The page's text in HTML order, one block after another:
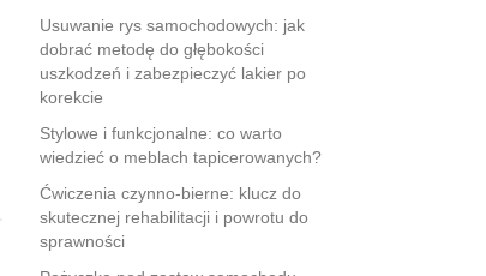
Usuwanie rys samochodowych: jak
dobrać metodę do głębokości
uszkodzeń i zabezpieczyć lakier po
korekcie
Stylowe i funkcjonalne: co warto
wiedzieć o meblach tapicerowanych?
Ćwiczenia czynno-bierne: klucz do
skutecznej rehabilitacji i powrotu do
sprawności